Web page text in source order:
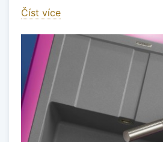
Číst více